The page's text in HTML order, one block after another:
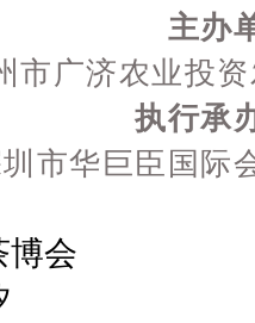
主办
市广济农业投
执行承
市华巨臣国际
博会